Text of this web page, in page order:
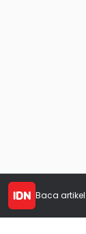
Baca artikel